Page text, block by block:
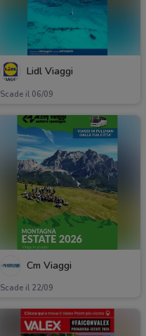
Lidl Viaggi
Scade il 06/09
Cm Viaggi
Scade il 22/09